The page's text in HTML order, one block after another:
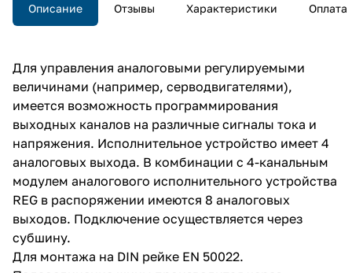
Описание Отзывы Характеристики Оплата
Для управления аналоговыми регулируемыми
величинами (например, серводвигателями),
имеется возможность программирования
выходных каналов на различные сигналы тока и
напряжения. Исполнительное устройство имеет 4
аналоговых выхода. В комбинации с 4-канальным
модулем аналогового исполнительного устройства
REG в распоряжении имеются 8 аналоговых
выходов. Подключение осуществляется через
субшину.
Для монтажа на DIN рейке EN 50022.